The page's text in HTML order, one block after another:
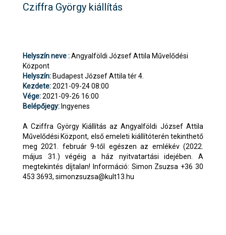
Cziffra György kiállítás
Helyszín neve :Angyalföldi József Attila Művelődési
Központ
Helyszín: Budapest József Attila tér 4.
Kezdete:2021-09-24 08:00
Vége:2021-09-26 16:00
Belépőjegy: Ingyenes
A Cziffra György Kiállítás az Angyalföldi József Attila
Művelődési Központ, első emeleti kiállítóterén tekinthető
meg 2021. február 9-től egészen az emlékév (2022.
május 31.) végéig a ház nyitvatartási idejében. A
megtekintés díjtalan! Információ: Simon Zsuzsa +36 30
453 3693, simonzsuzsa@kult13.hu